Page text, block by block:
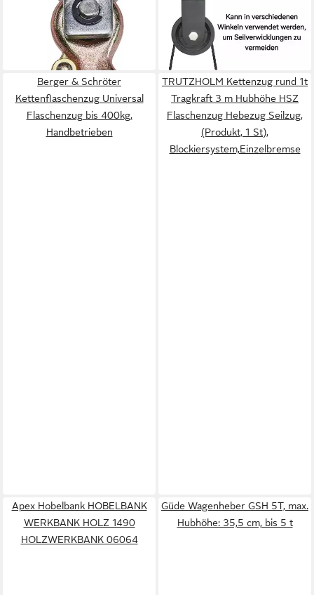
Umlenkrollen, Tragkraft 160
kg), für Seile DIY Gym
Fitnessgeräte Kabelmaschine
Drahtseilrolle
16,99 € UVP26,99 €
-37%
lieferbar - in 4-5 Werktagen bei dir
Berger & Schröter
Kettenflaschenzug Universal
Flaschenzug bis 400kg,
Handbetrieben
TRUTZHOLM Kettenzug rund 1t
Tragkraft 3 m Hubhöhe HSZ
Flaschenzug Hebezug Seilzug,
(Produkt, 1 St),
Blockiersystem,Einzelbremse
Apex Hobelbank HOBELBANK
WERKBANK HOLZ 1490
HOLZWERKBANK 06064
Güde Wagenheber GSH 5T, max.
Hubhöhe: 35,5 cm, bis 5 t